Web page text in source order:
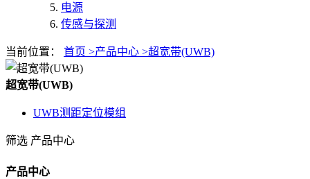
电源
传感与探测
当前位置： 首页 >产品中心 >超宽带(UWB)
超宽带(UWB)
UWB测距定位模组
筛选 产品中心
产品中心